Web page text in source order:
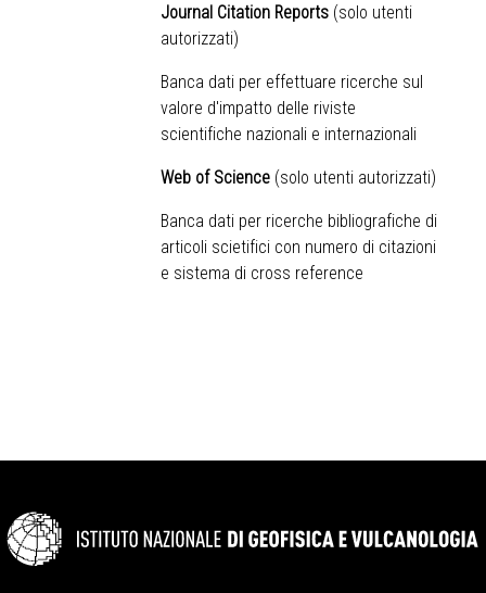
Journal Citation Reports (solo utenti
autorizzati)
Banca dati per effettuare ricerche sul
valore d'impatto delle riviste
scientifiche nazionali e internazionali
Web of Science (solo utenti autorizzati)
Banca dati per ricerche bibliografiche di
articoli scietifici con numero di citazioni
e sistema di cross reference